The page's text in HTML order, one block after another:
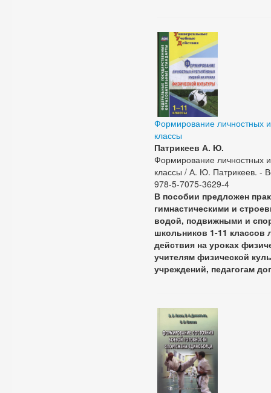
Формирование личностных
классы
Патрикеев А. Ю.
Формирование личностных
классы / А. Ю. Патрикеев. -
978-5-7075-3629-4
В пособии предложен
гимнастическими и
водой, подвижными и
школьников 1-11 классов
действия на уроках
учителям физической
учреждений, педагогам